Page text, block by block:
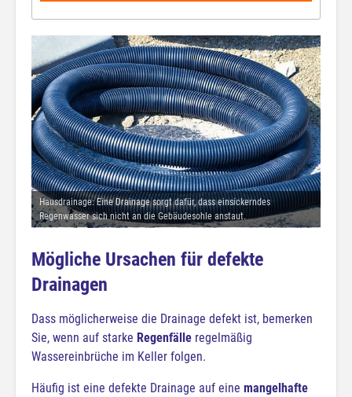
Hausdrainage: Eine Drainage sorgt dafür, dass einsickerndes
Regenwasser sich nicht an die Gebäudesohle anstaut.
Mögliche Ursachen für defekte
Drainagen
Dass möglicherweise die Drainage defekt ist, bemerken
Sie, wenn auf starke Regenfälle regelmäßig
Wassereinbrüche im Keller folgen.
Häufig ist eine defekte Drainage auf eine mangelhafte